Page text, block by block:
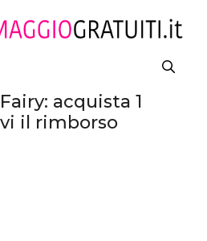
acquista 1
il rimborso